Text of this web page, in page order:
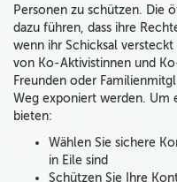
Personen zu schützen. Die
dazu führen, dass ihre
wenn ihr Schicksal
von Ko-Aktivistinnen und
Freunden oder
Weg exponiert werden. Um
bieten:
Wählen Sie sichere
in Eile sind
Schützen Sie Ihre